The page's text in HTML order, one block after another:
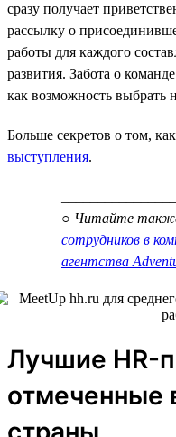
сразу получает
рассылку о
работы для каждого
развития. Забота о
как возможность выбрать
Больше секретов о том,
выступления.
○ Читайте
сотрудников в
агентства
Лучшие HR-
отмеченные